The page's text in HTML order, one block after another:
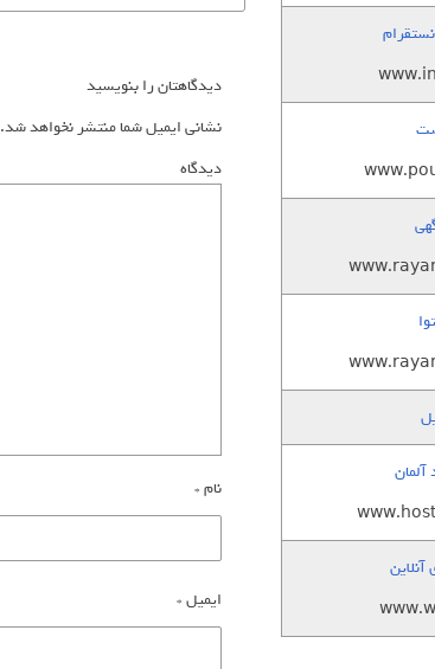
دیدگاهتان را بنویسید
نشانی ایمیل شما منتشر نخواهد شد.
دیدگاه
نام*
ایمیل*